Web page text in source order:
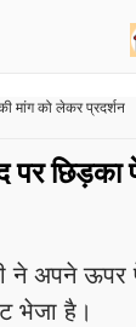
मांग को लेकर प्रदर्शन
पर छिड़का
ने अपने ऊपर
भेजा है।